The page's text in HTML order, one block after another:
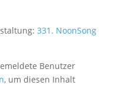
331. NoonSong
Benutzer
, um diesen Inhalt